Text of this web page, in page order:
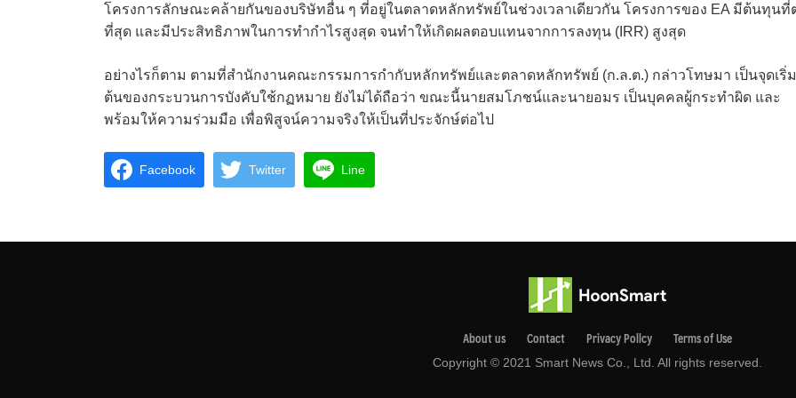
โครงการลักษณะคล้ายกันของบริษัทอื่น ๆ ที่อยู่ในตลาดหลักทรัพย์ในช่วงเวลาเดียวกัน โครงการของ EA มีต้นทุนที่
ที่สุด และมีประสิทธิภาพในการทำกำไรสูงสุด จนทำให้เกิดผลตอบแทนจากการลงทุน (IRR) สูงสุด
อย่างไรก็ตาม ตามที่สำนักงานคณะกรรมการกำกับหลักทรัพย์และตลาดหลักทรัพย์ (ก.ล.ต.) กล่าวโทษมา เป็นจุดเริ่ม
ต้นของกระบวนการบังคับใช้กฏหมาย ยังไม่ได้ถือว่า ขณะนี้นายสมโภชน์และนายอมร เป็นบุคคลผู้กระทำผิด และ
พร้อมให้ความร่วมมือ เพื่อพิสูจน์ความจริงให้เป็นที่ประจักษ์ต่อไป
Facebook Twitter Line
About us Contact Privacy Pollcy Terms of Use
Copyright © 2021 Smart News Co., Ltd. All rights reserved.